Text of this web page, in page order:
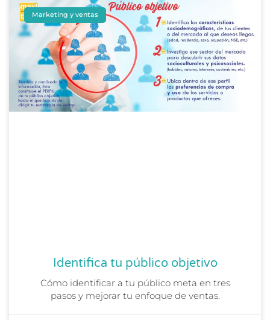
Marketing y ventas
Identifica tu público objetivo
Cómo identificar a tu público meta en tres
pasos y mejorar tu enfoque de ventas.